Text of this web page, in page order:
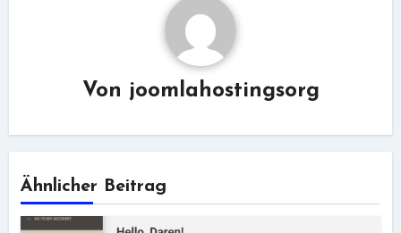
Von joomlahostingsorg
Ähnlicher Beitrag